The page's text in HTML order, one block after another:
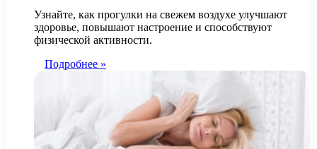
Узнайте, как прогулки на свежем воздухе улучшают
здоровье, повышают настроение и способствуют
физической активности.
Подробнее »